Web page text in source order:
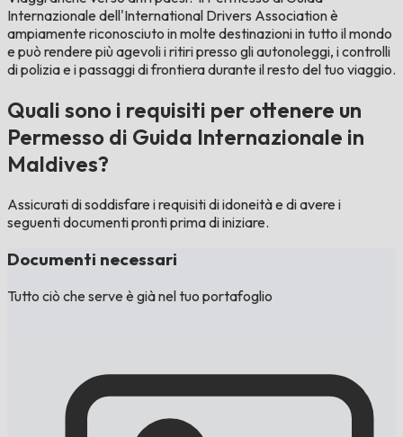
Internazionale dell'International Drivers Association è
ampiamente riconosciuto in molte destinazioni in tutto il mondo
e può rendere più agevoli i ritiri presso gli autonoleggi, i controlli
di polizia e i passaggi di frontiera durante il resto del tuo viaggio.
Quali sono i requisiti per ottenere un
Permesso di Guida Internazionale in
Maldives?
Assicurati di soddisfare i requisiti di idoneità e di avere i
seguenti documenti pronti prima di iniziare.
Documenti necessari
Tutto ciò che serve è già nel tuo portafoglio